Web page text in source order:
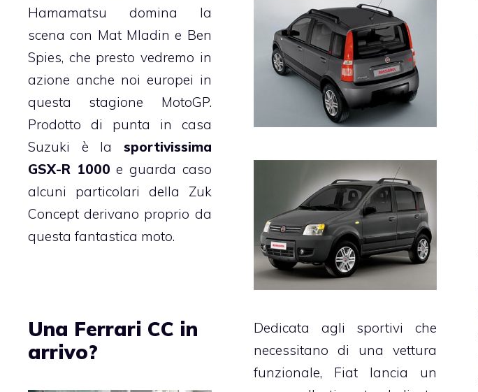
Hamamatsu domina la
scena con Mat Mladin e Ben
Spies, che presto vedremo in
azione anche noi europei in
questa stagione MotoGP.
Prodotto di punta in casa
Suzuki è la sportivissima
GSX-R 1000 e guarda caso
alcuni particolari della Zuk
Concept derivano proprio da
questa fantastica moto.
Dedicata agli sportivi che
necessitano di una vettura
funzionale, Fiat lancia un
Una Ferrari CC in
arrivo?